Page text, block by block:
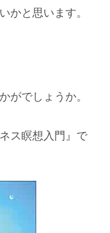
かと思います。
がでしょうか。
ス瞑想入門』で